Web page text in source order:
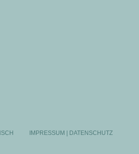
IMPRESSUM | DATENSCHUTZ